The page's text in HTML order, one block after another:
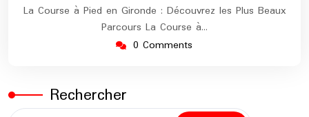
La Course à Pied en Gironde : Découvrez les Plus Beaux
Parcours La Course à…
0 Comments
Rechercher